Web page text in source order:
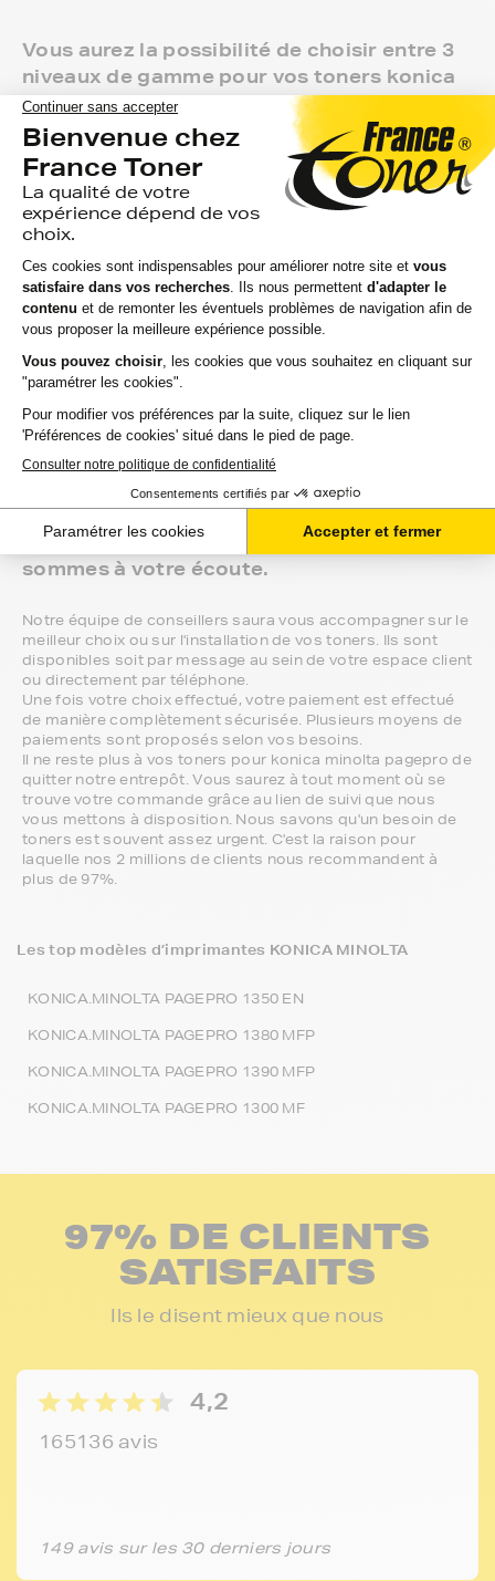
Vous aurez la possibilité de choisir entre 3
niveaux de gamme pour vos toners konica
minolta pagepro :
Marque FranceToner : on vous offre la livraison en point
de retrait et tous les produits sont garantis 2 ans. 100%
compatible avec votre imprimante konica minolta
pagepro, c'est le meilleur compromis entre qualité et prix
et nous proposons toutes les références compatibles,
gamme de votre imprimante.
Gamme 1er Prix : compatibles avec votre imprimante
konica minolta pagepro, ces produits sans marque sont
ceux de notre gamme discount.
Marque constructeur : si vous avez l'habitude d'aller
chercher vos toners konica minolta pagepro en magasin,
gagnez du temps en vous faisant livrer directement chez
vous.
Si vous avez la moindre question sur la
compatibilité de votre produit avec votre
imprimante konica minolta pagepro, nous
sommes à votre écoute.
Notre équipe de conseillers saura vous accompagner sur le
meilleur choix ou sur l'installation de vos toners. Ils sont
disponibles soit par message au sein de votre espace client
ou directement par téléphone.
Une fois votre choix effectué, votre paiement est effectué
de manière complètement sécurisée. Plusieurs moyens de
paiements sont proposés selon vos besoins.
Il ne reste plus à vos toners pour konica minolta pagepro de
quitter notre entrepôt. Vous saurez à tout moment où se
trouve votre commande grâce au lien de suivi que nous
vous mettons à disposition. Nous savons qu'un besoin de
toners est souvent assez urgent. C'est la raison pour
laquelle nos 2 millions de clients nous recommandent à
plus de 97%.
Les top modèles d’imprimantes KONICA MINOLTA
KONICA.MINOLTA PAGEPRO 1350 EN
KONICA.MINOLTA PAGEPRO 1380 MFP
KONICA.MINOLTA PAGEPRO 1390 MFP
KONICA.MINOLTA PAGEPRO 1300 MF
97% DE CLIENTS
SATISFAITS
Ils le disent mieux que nous
4,2
165136 avis
149 avis sur les 30 derniers jours